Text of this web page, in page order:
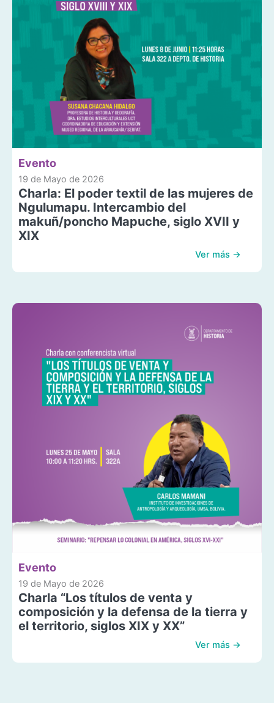
Evento
19 de Mayo de 2026
Charla: El poder textil de las mujeres de
Ngulumapu. Intercambio del
makuñ/poncho Mapuche, siglo XVII y
XIX
Ver más →
Evento
19 de Mayo de 2026
Charla “Los títulos de venta y
composición y la defensa de la tierra y
el territorio, siglos XIX y XX”
Ver más →